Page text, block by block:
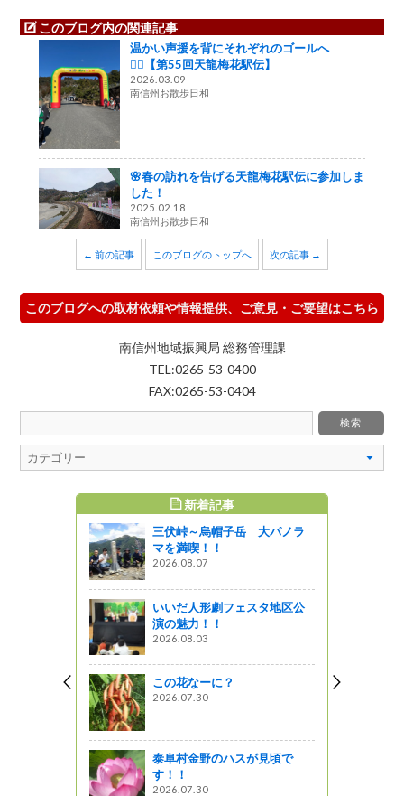
このブログ内の関連記事
温かい声援を背にそれぞれのゴールへ
🏃‍♂️【第55回天龍梅花駅伝】
2026.03.09
南信州お散歩日和
🌸春の訪れを告げる天龍梅花駅伝に参加しま
した！
2025.02.18
南信州お散歩日和
← 前の記事 このブログのトップへ 次の記事 →
このブログへの取材依頼や情報提供、ご意見・ご要望はこちら
南信州地域振興局 総務管理課
TEL:0265-53-0400
FAX:0265-53-0404
新着記事
三伏峠～烏帽子岳 大パノラ
マを満喫！！
2026.08.07
いいだ人形劇フェスタ地区公
演の魅力！！
2026.08.03
この花なーに？
2026.07.30
泰阜村金野のハスが見頃で
す！！
2026.07.30